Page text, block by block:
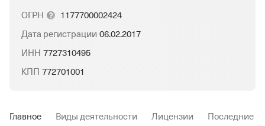
ОГРН
1177700002424
Дата регистрации 06.02.2017
ИНН 7727310495
КПП 772701001
Главное Виды деятельности Лицензии Последние